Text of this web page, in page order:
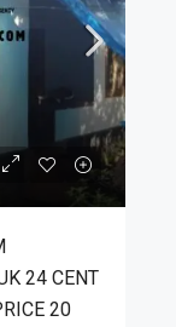
24 CENT
20